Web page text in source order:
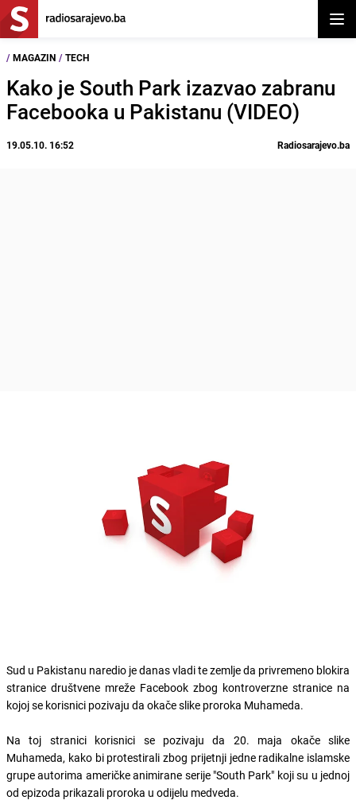
/ MAGAZIN / TECH
Kako je South Park izazvao zabranu
Facebooka u Pakistanu (VIDEO)
19.05.10. 16:52 Radiosarajevo.ba
Sud u Pakistanu naredio je danas vladi te zemlje da privremeno blokira
stranice društvene mreže Facebook zbog kontroverzne stranice na
kojoj se korisnici pozivaju da okače slike proroka Muhameda.
Na toj stranici korisnici se pozivaju da 20. maja okače slike
Muhameda, kako bi protestirali zbog prijetnji jedne radikalne islamske
grupe autorima američke animirane serije "South Park" koji su u jednoj
od epizoda prikazali proroka u odijelu medveda.